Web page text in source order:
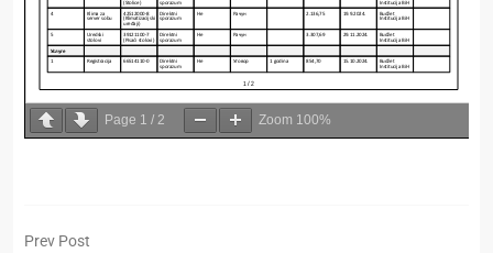
Page 1 / 2 Zoom 100%
Prev Post